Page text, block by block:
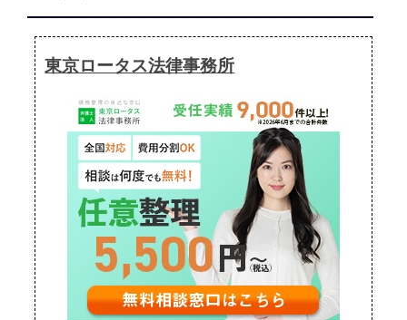
東京ロータス法律事務所